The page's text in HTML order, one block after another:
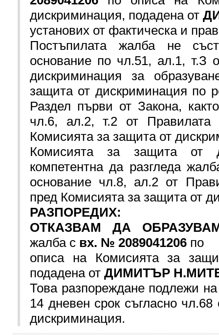
дискриминация, подадена от
установих от фактическа и
Постъпилата жалба не
основание по чл.51, ал.1, т.З
дискриминация за
защита от дискриминация по
Раздел първи от Закона,
чл.6, ал.2, т.2 от Правилата
Комисията за защита от
Комисията за защита от
компетентна да разгледа
основание чл.8, ал.2 от
пред Комисията за защита от
РАЗПОРЕДИХ:
ОТКАЗВАМ ДА
жалба с вх. № 2089041206 по
описа на Комисията за
подадена от ДИМИТЪР
Това разпореждане подлежи
14 дневен срок съгласно
дискриминация.